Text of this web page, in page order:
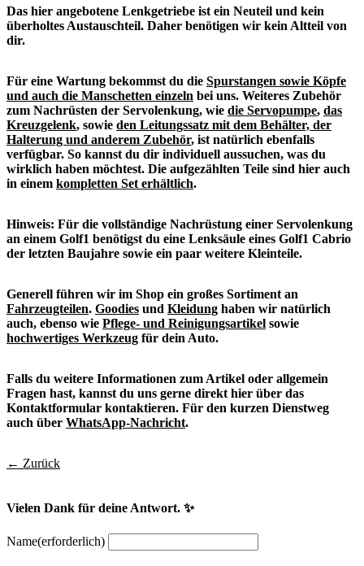
Das hier angebotene Lenkgetriebe ist ein Neuteil und kein
überholtes Austauschteil. Daher benötigen wir kein Altteil von
dir.
Für eine Wartung bekommst du die Spurstangen sowie Köpfe
und auch die Manschetten einzeln bei uns. Weiteres Zubehör
zum Nachrüsten der Servolenkung, wie die Servopumpe, das
Kreuzgelenk, sowie den Leitungssatz mit dem Behälter, der
Halterung und anderem Zubehör, ist natürlich ebenfalls
verfügbar. So kannst du dir individuell aussuchen, was du
wirklich haben möchtest. Die aufgezählten Teile sind hier auch
in einem kompletten Set erhältlich.
Hinweis: Für die vollständige Nachrüstung einer Servolenkung
an einem Golf1 benötigst du eine Lenksäule eines Golf1 Cabrio
der letzten Baujahre sowie ein paar weitere Kleinteile.
Generell führen wir im Shop ein großes Sortiment an
Fahrzeugteilen. Goodies und Kleidung haben wir natürlich
auch, ebenso wie Pflege- und Reinigungsartikel sowie
hochwertiges Werkzeug für dein Auto.
Falls du weitere Informationen zum Artikel oder allgemein
Fragen hast, kannst du uns gerne direkt hier über das
Kontaktformular kontaktieren. Für den kurzen Dienstweg
auch über WhatsApp-Nachricht.
← Zurück
Vielen Dank für deine Antwort. ✨
Name(erforderlich)